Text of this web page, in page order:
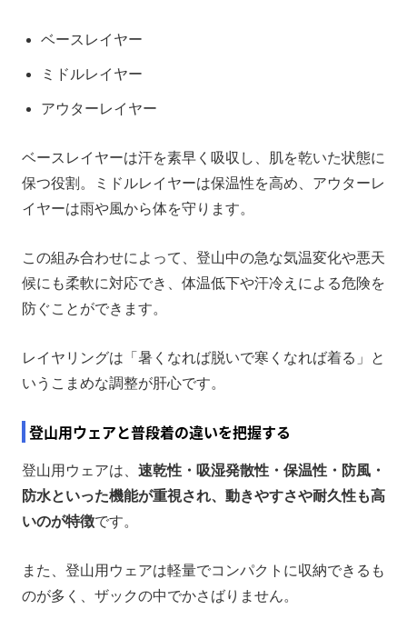
ベースレイヤー
ミドルレイヤー
アウターレイヤー
ベースレイヤーは汗を素早く吸収し、肌を乾いた状態に
保つ役割。ミドルレイヤーは保温性を高め、アウターレ
イヤーは雨や風から体を守ります。
この組み合わせによって、登山中の急な気温変化や悪天
候にも柔軟に対応でき、体温低下や汗冷えによる危険を
防ぐことができます。
レイヤリングは「暑くなれば脱いで寒くなれば着る」と
いうこまめな調整が肝心です。
登山用ウェアと普段着の違いを把握する
登山用ウェアは、 速乾性・吸湿発散性・保温性・防風・
防水といった機能が重視され、動きやすさや耐久性も高
いのが特徴です。
また、登山用ウェアは軽量でコンパクトに収納できるも
のが多く、ザックの中でかさばりません。